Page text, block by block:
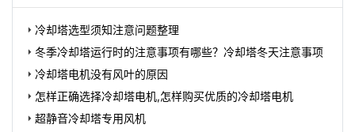
冷却塔选型须知注意问题整理
冬季冷却塔运行时的注意事项有哪些？冷却塔冬天注意事项
冷却塔电机没有风叶的原因
怎样正确选择冷却塔电机,怎样购买优质的冷却塔电机
超静音冷却塔专用风机